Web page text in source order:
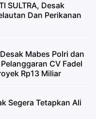
SULTRA, Desak
Dan Perikanan
Mabes Polri dan
CV Fadel
Rp13 Miliar
Segera Tetapkan Ali